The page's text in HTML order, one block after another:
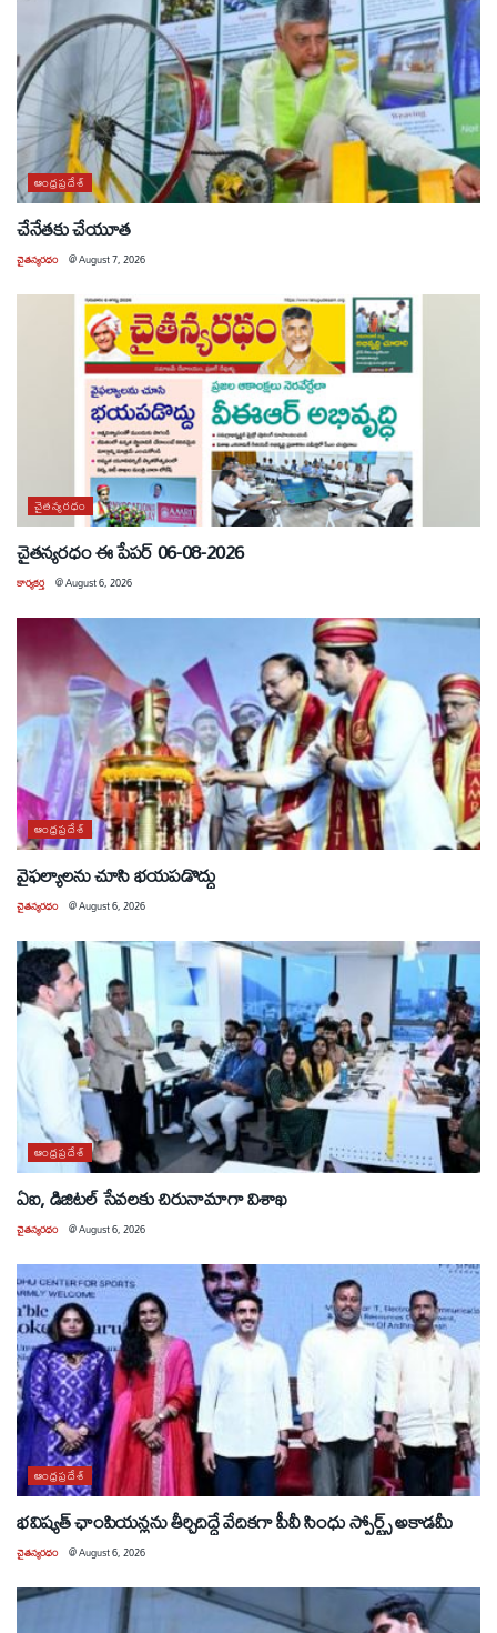
ఆంధ్రప్రదేశ్
చేనేతకు చేయూత
చైతన్యరధం @August 7, 2026
చైతన్యరధం
చైతన్యరధం ఈ పేపర్ 06-08-2026
కార్యకర్త @August 6, 2026
ఆంధ్రప్రదేశ్
వైఫల్యాలను చూసి భయపడొద్దు
చైతన్యరధం @August 6, 2026
ఆంధ్రప్రదేశ్
ఏఐ, డిజిటల్ సేవలకు చిరునామాగా విశాఖ
చైతన్యరధం @August 6, 2026
ఆంధ్రప్రదేశ్
భవిష్యత్ ఛాంపియన్లను తీర్చిదిద్దే వేదికగా పీవీ సింధు స్పోర్ట్స్ అకాడమీ
చైతన్యరధం @August 6, 2026